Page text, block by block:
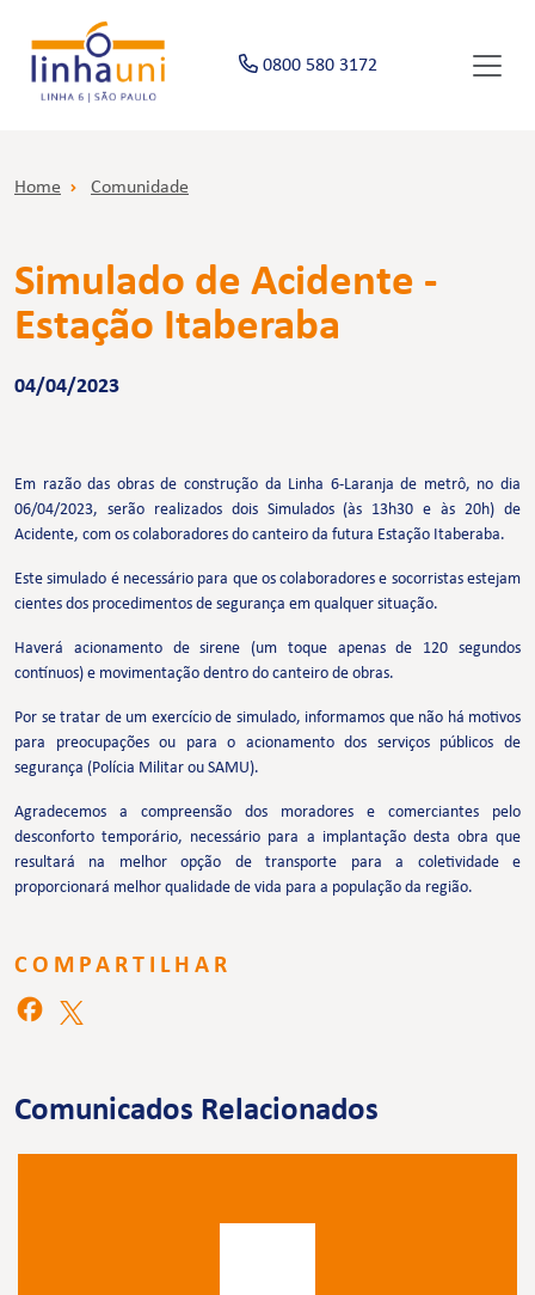
0800 580 3172
Home Comunidade
Simulado de Acidente -
Estação Itaberaba
04/04/2023
Em razão das obras de construção da Linha 6-Laranja de metrô, no dia
06/04/2023, serão realizados dois Simulados (às 13h30 e às 20h) de
Acidente, com os colaboradores do canteiro da futura Estação Itaberaba.
Este simulado é necessário para que os colaboradores e socorristas estejam
cientes dos procedimentos de segurança em qualquer situação.
Haverá acionamento de sirene (um toque apenas de 120 segundos
contínuos) e movimentação dentro do canteiro de obras.
Por se tratar de um exercício de simulado, informamos que não há motivos
para preocupações ou para o acionamento dos serviços públicos de
segurança (Polícia Militar ou SAMU).
Agradecemos a compreensão dos moradores e comerciantes pelo
desconforto temporário, necessário para a implantação desta obra que
resultará na melhor opção de transporte para a coletividade e
proporcionará melhor qualidade de vida para a população da região.
COMPARTILHAR
Comunicados Relacionados